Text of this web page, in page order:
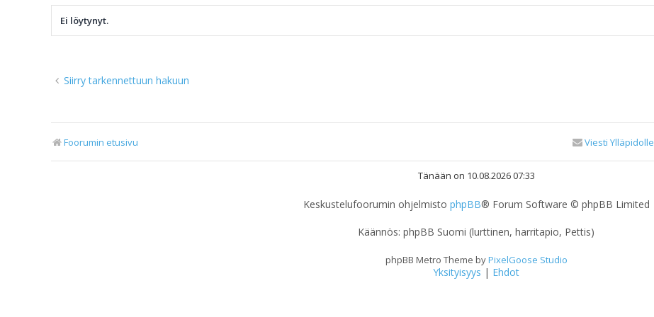
Ei löytynyt.
Siirry tarkennettuun hakuun
Foorumin etusivu Viesti Ylläpidolle
Tänään on 10.08.2026 07:33
Keskustelufoorumin ohjelmisto phpBB® Forum Software © phpBB Limited
Käännös: phpBB Suomi (lurttinen, harritapio, Pettis)
phpBB Metro Theme byPixelGoose Studio
Yksityisyys | Ehdot